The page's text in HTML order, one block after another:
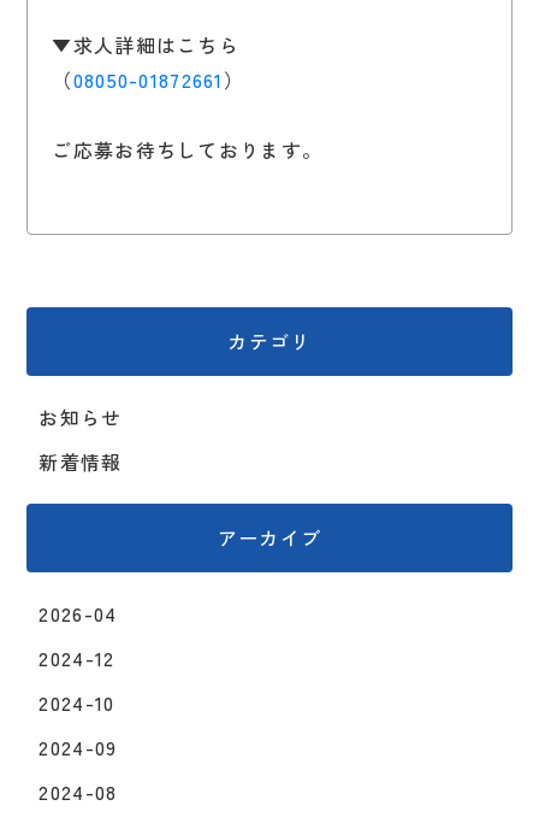
▼求人詳細はこちら
（08050-01872661）
ご応募お待ちしております。
カテゴリ
お知らせ
新着情報
アーカイブ
2026-04
2024-12
2024-10
2024-09
2024-08